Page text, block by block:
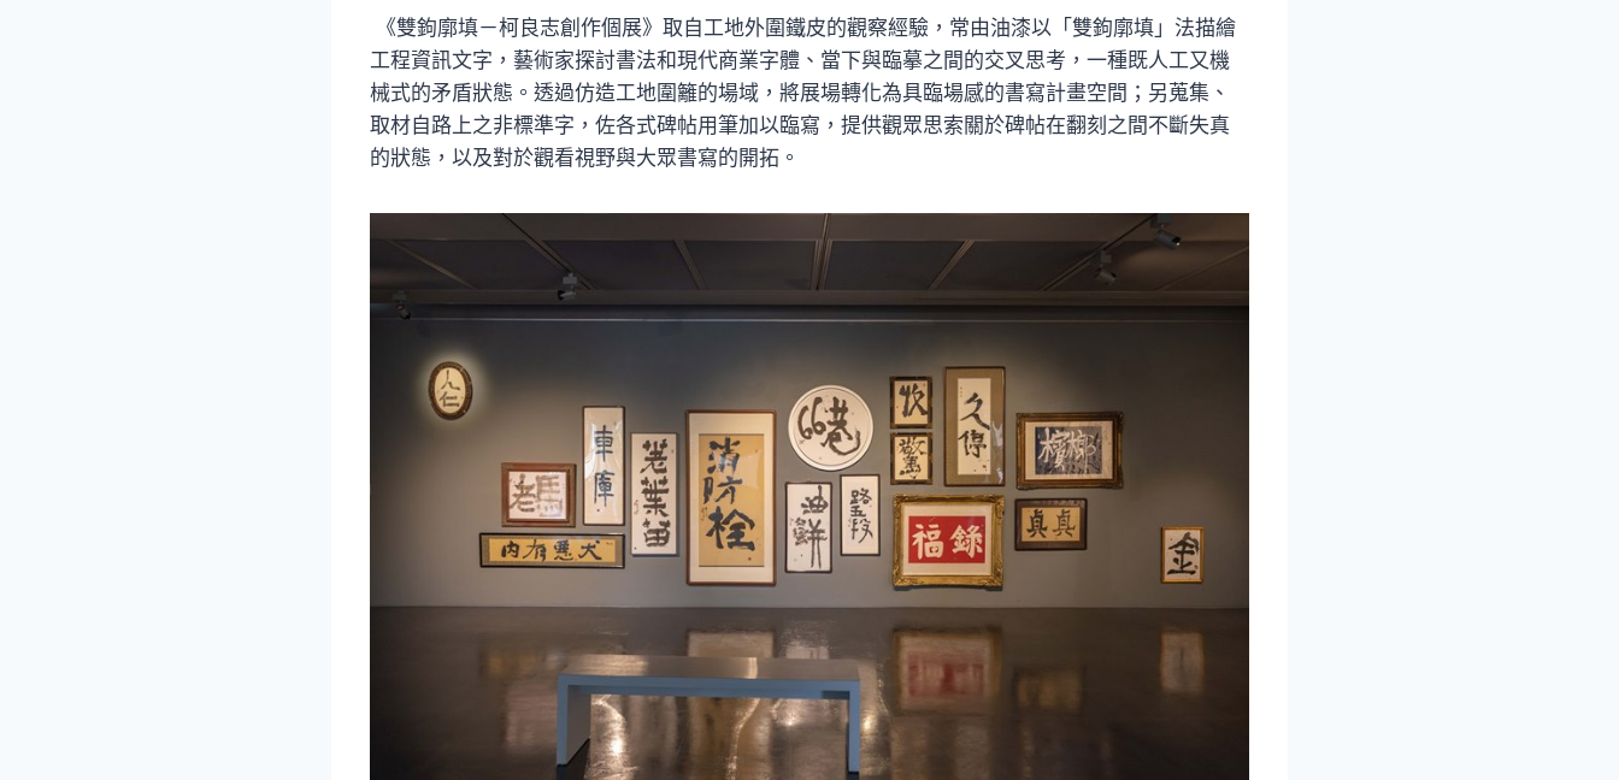
《雙鉤廓填－柯良志創作個展》取自工地外圍鐵皮的觀察經驗，常由油漆以「雙鉤廓填」法描繪
工程資訊文字，藝術家探討書法和現代商業字體、當下與臨摹之間的交叉思考，一種既人工又機
械式的矛盾狀態。透過仿造工地圍籬的場域，將展場轉化為具臨場感的書寫計畫空間；另蒐集、
取材自路上之非標準字，佐各式碑帖用筆加以臨寫，提供觀眾思索關於碑帖在翻刻之間不斷失真
的狀態，以及對於觀看視野與大眾書寫的開拓。